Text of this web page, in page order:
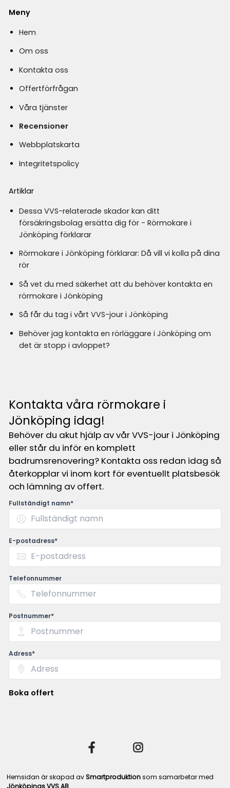
Meny
Hem
Om oss
Kontakta oss
Offertförfrågan
Våra tjänster
Recensioner
Webbplatskarta
Integritetspolicy
Artiklar
Dessa VVS-relaterade skador kan ditt
försäkringsbolag ersätta dig för - Rörmokare i
Jönköping förklarar
Rörmokare i Jönköping förklarar: Då vill vi kolla på dina
rör
Så vet du med säkerhet att du behöver kontakta en
rörmokare i Jönköping
Så får du tag i vårt VVS-jour i Jönköping
Behöver jag kontakta en rörläggare i Jönköping om
det är stopp i avloppet?
Kontakta våra rörmokare i
Jönköping idag!
Behöver du akut hjälp av vår VVS-jour i Jönköping
eller står du inför en komplett
badrumsrenovering? Kontakta oss redan idag så
återkopplar vi inom kort för eventuellt platsbesök
och lämning av offert.
Fullständigt namn*
E-postadress*
Telefonnummer
Postnummer*
Adress*
Boka offert
Hemsidan är skapad avSmartproduktionsom samarbetar med
Jönköpings VVS AB